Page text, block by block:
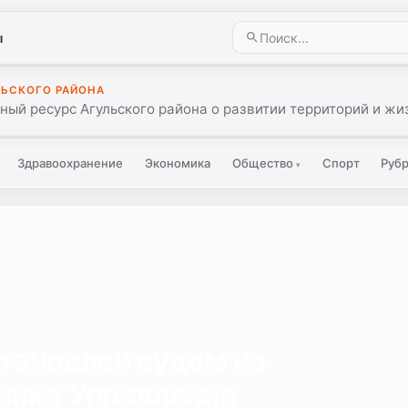
РАЙОНА
ресурс Агульского района о развитии территорий и
Здравоохранение Экономика Общество ▾ Спорт